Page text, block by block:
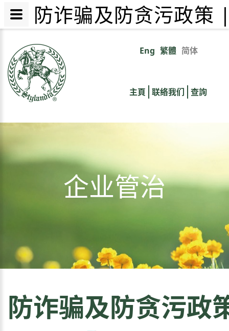
主
Eng 繁體 简体
links
主頁 联络我们 查詢
企业管治
防诈骗及防贪污政
防诈骗及防贪污政策